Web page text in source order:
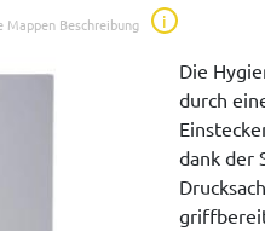
Mappen Beschreibung i
Die
durch
dank der